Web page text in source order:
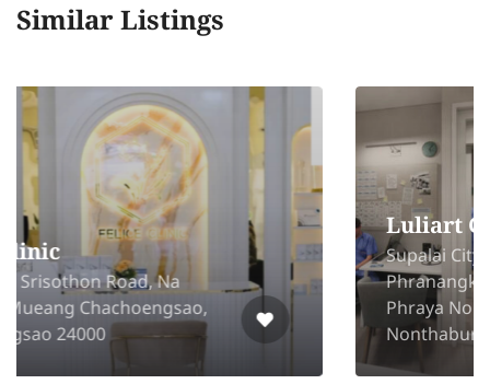
Similar Listings
Luliart Clinic
Supalai City Resort 1st floor,
Phranangklao Station - Chao
Phraya Nonthaburi Road, Mueang
Nonthaburi, Nonthaburi 11000